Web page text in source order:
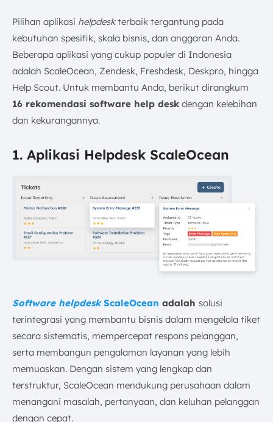
Pilihan aplikasi helpdeskterbaik tergantung pada
kebutuhan spesifik, skala bisnis, dan anggaran Anda.
Beberapa aplikasi yang cukup populer di Indonesia
adalah ScaleOcean, Zendesk, Freshdesk, Deskpro, hingga
Help Scout. Untuk membantu Anda, berikut dirangkum
16 rekomendasi software help desk dengan kelebihan
dan kekurangannya.
1. Aplikasi Helpdesk ScaleOcean
Software helpdeskScaleOcean adalah solusi
terintegrasi yang membantu bisnis dalam mengelola tiket
secara sistematis, mempercepat respons pelanggan,
serta membangun pengalaman layanan yang lebih
memuaskan. Dengan sistem yang lengkap dan
terstruktur, ScaleOcean mendukung perusahaan dalam
menangani masalah, pertanyaan, dan keluhan pelanggan
dengan cepat.